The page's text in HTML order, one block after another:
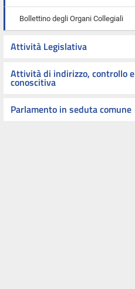
Bollettino degli Organi Collegiali
Attività Legislativa
Attività di indirizzo, controllo e
conoscitiva
Parlamento in seduta comune